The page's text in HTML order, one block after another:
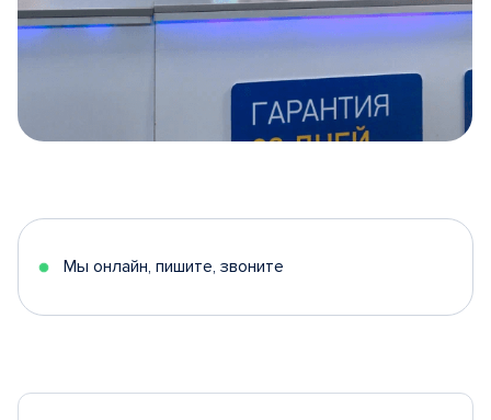
5
Мы онлайн, пишите, звоните